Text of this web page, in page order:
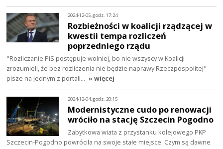
2024-12-05, godz. 17:24
Rozbieżności w koalicji rządzącej w
kwestii tempa rozliczeń
poprzedniego rządu
"Rozliczanie PiS postępuje wolniej, bo nie wszyscy w Koalicji
zrozumieli, że bez rozliczenia nie będzie naprawy Rzeczpospolitej" -
pisze na jednym z portali… » więcej
2024-12-04, godz. 20:15
Modernistyczne cudo po renowacji
wróciło na stację Szczecin Pogodno
Zabytkowa wiata z przystanku kolejowego PKP
Szczecin-Pogodno powróciła na swoje stałe miejsce. Czym są dawne